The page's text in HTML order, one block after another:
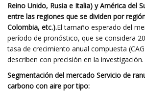
Reino Unido, Rusia e Italia) y América del
entre las regiones que se dividen por
Colombia, etc.).El tamaño esperado del
período de pronóstico, que se considera
tasa de crecimiento anual compuesta
describen con precisión en la investigación.
Segmentación del mercado Servicio de
carbono con aire por tipo: